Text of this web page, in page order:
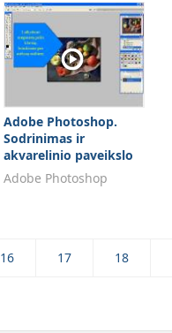
Adobe Photoshop.
Sodrinimas ir
akvarelinio paveikslo
sukūrimas
Adobe Photoshop
16 17 18